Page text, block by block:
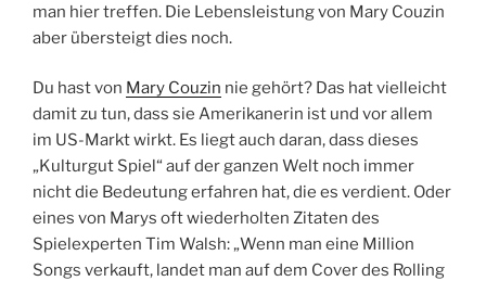
man hier treffen. Die Lebensleistung von Mary Couzin
aber übersteigt dies noch.
Du hast von Mary Couzin nie gehört? Das hat vielleicht
damit zu tun, dass sie Amerikanerin ist und vor allem
im US-Markt wirkt. Es liegt auch daran, dass dieses
„Kulturgut Spiel“ auf der ganzen Welt noch immer
nicht die Bedeutung erfahren hat, die es verdient. Oder
eines von Marys oft wiederholten Zitaten des
Spielexperten Tim Walsh: „Wenn man eine Million
Songs verkauft, landet man auf dem Cover des Rolling